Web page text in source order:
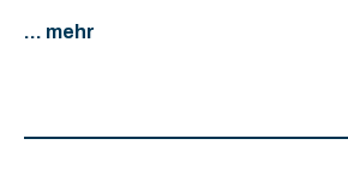
... mehr